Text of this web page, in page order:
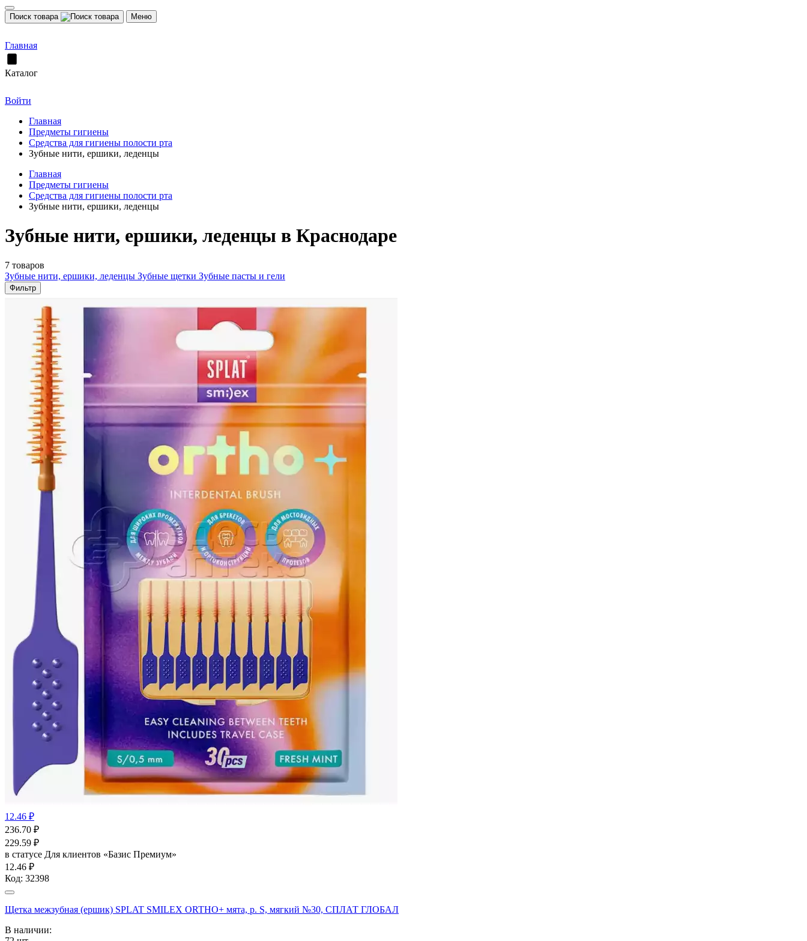
Поиск товара Меню
Главная
Каталог
Войти
Главная
Предметы гигиены
Средства для гигиены полости рта
Зубные нити, ершики, леденцы
Главная
Предметы гигиены
Средства для гигиены полости рта
Зубные нити, ершики, леденцы
Зубные нити, ершики, леденцы в Краснодаре
7 товаров
Зубные нити, ершики, леденцы Зубные щетки Зубные пасты и гели
Фильтр
12.46 ₽
236.70 ₽
229.59 ₽
в статусе Для клиентов «Базис Премиум»
12.46 ₽
Код: 32398
Щетка межзубная (ершик) SPLAT SMILEX ORTHO+ мята, р. S, мягкий №30, СПЛАТ ГЛОБАЛ
В наличии: